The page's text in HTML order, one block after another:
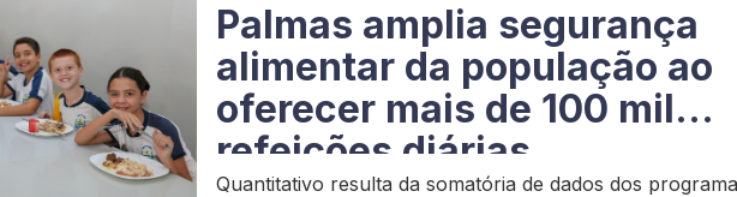
Palmas amplia segurança
alimentar da população ao
oferecer mais de 100 mil
refeições diárias
Quantitativo resulta da somatória de dados dos